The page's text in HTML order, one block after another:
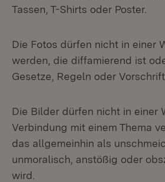
Tassen, T-Shirts oder Poster.
Die Fotos dürfen nicht in einer
werden, die diffamierend ist
Gesetze, Regeln oder
Die Bilder dürfen nicht in einer
Verbindung mit einem Thema
das allgemeinhin als
unmoralisch, anstößig oder
wird.